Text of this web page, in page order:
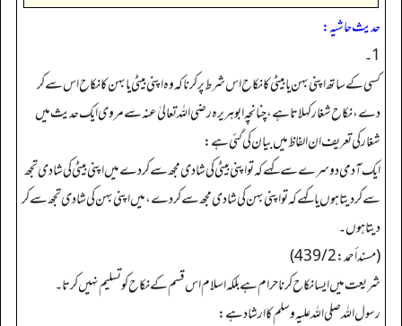
حدیث حاشیہ:
1۔
کسی کے ساتھ اپنی بہن یا بیٹی کا نکاح اس شرط پر کرنا کہ وہ اپنی بیٹی یا بہن کا نکاح اس سے کر
دے، نکاح شغار کہلاتا ہے، چنانچہ ابوہریرہ رضی اللہ تعالیٰ عنہ سے مروی ایک حدیث میں
شغار کی تعریف ان الفاظ میں بیان کی گئی ہے:
ایک آدمی دوسرے سے کہے کہ تو اپنی بیٹی کی شادی مجھ سے کر دے میں اپنی بیٹی کی شادی تجھ
سے کر دیتا ہوں یا کہے کہ تو اپنی بہن کی شادی مجھ سے کر دے، میں اپنی بہن کی شادی تجھ سے کر
دیتا ہوں۔
(مسند أحمد: 439/2)
شریعت میں ایسا نکاح کرنا حرام ہے بلکہ اسلام اس قسم کے نکاح کو تسلیم نہیں کرتا۔
رسول اللہ صلی اللہ علیہ وسلم کا ارشاد ہے: